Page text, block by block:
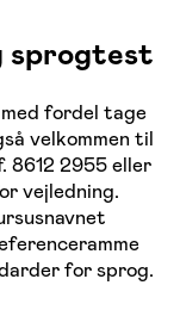
sprogtest
fordel tage
velkommen til
8612 2955 eller
vejledning.
for sprog.